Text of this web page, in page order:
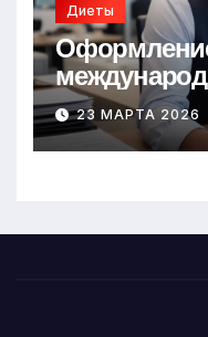
Диеты
23 МАРТА 2026